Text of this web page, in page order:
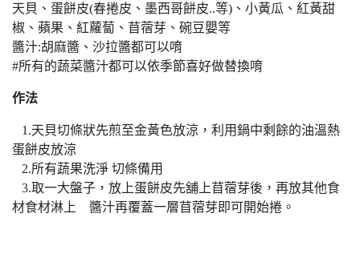
天貝、蛋餅皮(春捲皮、墨西哥餅皮..等)、小黃瓜、紅黃甜
椒、蘋果、紅蘿蔔、苜蓿芽、碗豆嬰等
醬汁:胡麻醬、沙拉醬都可以唷
#所有的蔬菜醬汁都可以依季節喜好做替換唷
作法
1.天貝切條狀先煎至金黃色放涼，利用鍋中剩餘的油溫熱
蛋餅皮放涼
2.所有蔬果洗淨 切條備用
3.取一大盤子，放上蛋餅皮先舖上苜蓿芽後，再放其他食
材食材淋上 醬汁再覆蓋一層苜蓿芽即可開始捲。